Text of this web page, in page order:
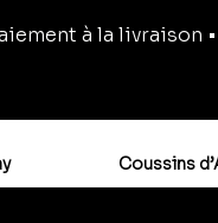
à la livraison
Coussins